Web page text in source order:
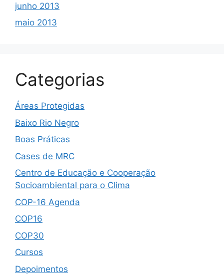
junho 2013
maio 2013
Categorias
Áreas Protegidas
Baixo Rio Negro
Boas Práticas
Cases de MRC
Centro de Educação e Cooperação
Socioambiental para o Clima
COP-16 Agenda
COP16
COP30
Cursos
Depoimentos